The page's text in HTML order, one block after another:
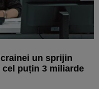
un sprijin
puțin 3 miliarde